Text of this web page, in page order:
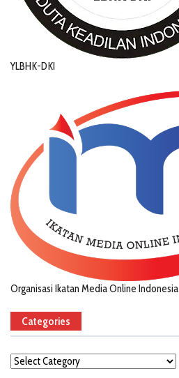
YLBHK-DKI
Organisasi Ikatan Media Online Indonesia
Categories
Categories